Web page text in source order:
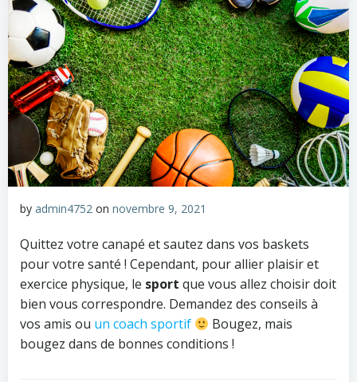
by admin4752 on novembre 9, 2021
Quittez votre canapé et sautez dans vos baskets
pour votre santé ! Cependant, pour allier plaisir et
exercice physique, le sport que vous allez choisir doit
bien vous correspondre. Demandez des conseils à
vos amis ou un coach sportif
Bougez, mais
bougez dans de bonnes conditions !